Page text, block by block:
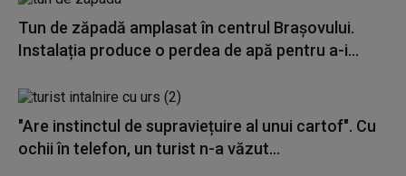
Tun de zăpadă amplasat în centrul Brașovului.
Instalația produce o perdea de apă pentru a-i...
"Are instinctul de supraviețuire al unui cartof". Cu
ochii în telefon, un turist n-a văzut...